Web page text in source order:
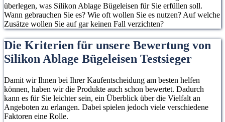
überlegen, was Silikon Ablage Bügeleisen für Sie erfüllen soll.
Wann gebrauchen Sie es? Wie oft wollen Sie es nutzen? Auf welche
Zusätze wollen Sie auf gar keinen Fall verzichten?
Die Kriterien für unsere Bewertung von
Silikon Ablage Bügeleisen Testsieger
Damit wir Ihnen bei Ihrer Kaufentscheidung am besten helfen
können, haben wir die Produkte auch schon bewertet. Dadurch
kann es für Sie leichter sein, ein Überblick über die Vielfalt an
Angeboten zu erlangen. Dabei spielen jedoch viele verschiedene
Faktoren eine Rolle.